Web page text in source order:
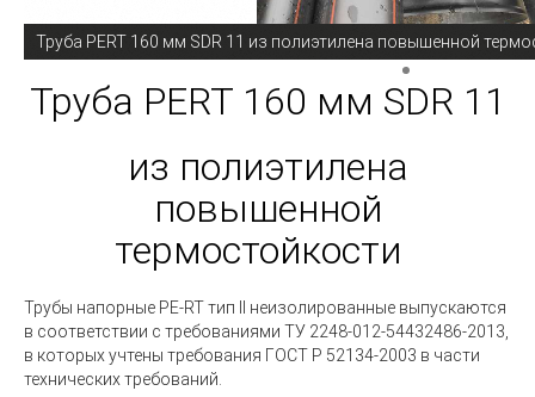
Труба PERT 160 мм SDR 11 из полиэтилена повышенной
Труба PERT 160 мм SDR 11
из полиэтилена
повышенной
термостойкости
Трубы напорные PE-RT тип II неизолированные выпускаются
в соответствии с требованиями ТУ 2248-012-54432486-2013,
в которых учтены требования ГОСТ Р 52134-2003 в части
технических требований.